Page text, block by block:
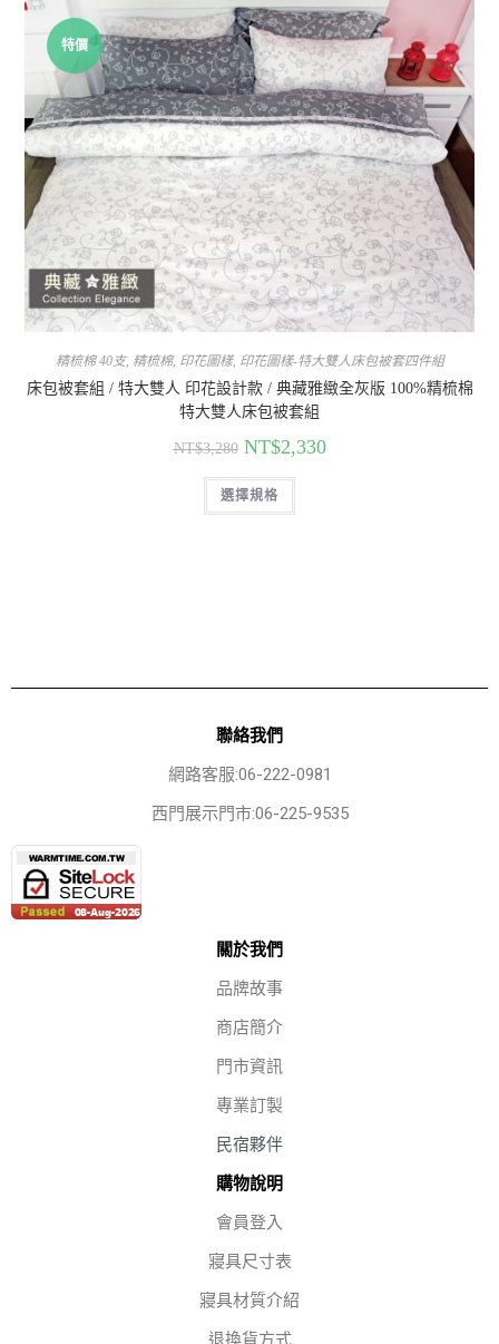
特價
精梳棉 40支, 精梳棉, 印花圖樣, 印花圖樣-特大雙人床包被套四件組
床包被套組 / 特大雙人 印花設計款 / 典藏雅緻全灰版 100%精梳棉
特大雙人床包被套組
NT$3,280 NT$2,330
選擇規格
聯絡我們
網路客服:06-222-0981
西門展示門市:06-225-9535
關於我們
品牌故事
商店簡介
門市資訊
專業訂製
民宿夥伴
購物說明
會員登入
寢具尺寸表
寢具材質介紹